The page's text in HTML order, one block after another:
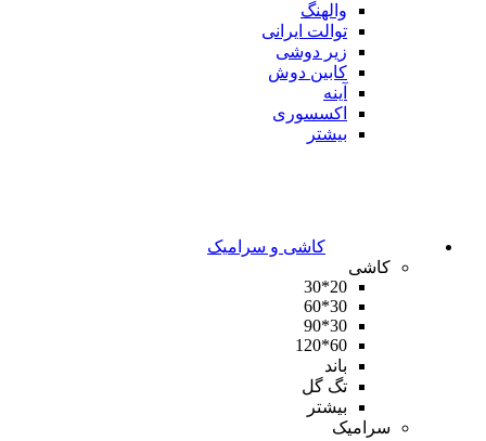
والهنگ
توالت ایرانی
زیر دوشی
کابین دوش
آینه
اکسسوری
بیشتر
کاشی و سرامیک
کاشی
20*30
30*60
30*90
60*120
باند
تگ گل
بیشتر
سرامیک